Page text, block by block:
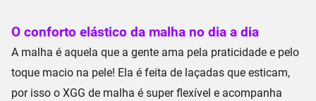
O conforto elástico da malha no dia a dia
A malha é aquela que a gente ama pela praticidade e pelo
toque macio na pele! Ela é feita de laçadas que esticam,
por isso o XGG de malha é super flexível e acompanha